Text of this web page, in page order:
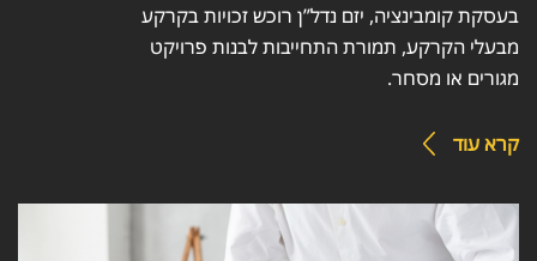
בעסקת קומבינציה, יזם נדל”ן רוכש זכויות בקרקע
מבעלי הקרקע, תמורת התחייבות לבנות פרויקט
מגורים או מסחר.
קרא עוד